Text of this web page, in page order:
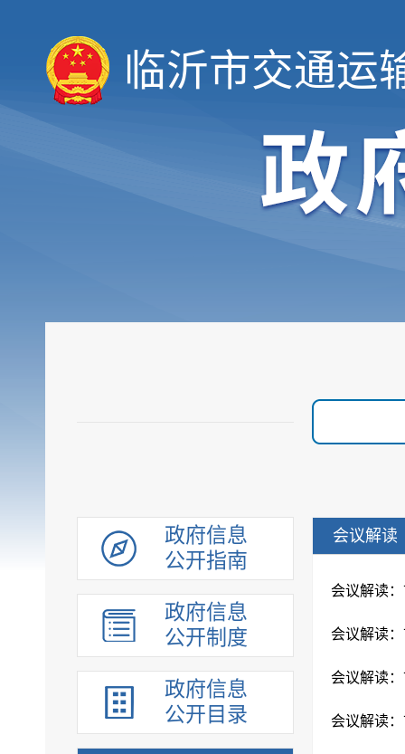
临沂市交通运
政府信息
公开指南
政府信息
公开制度
政府信息
公开目录
会议解读
会议解读
会议解读
会议解读
会议解读